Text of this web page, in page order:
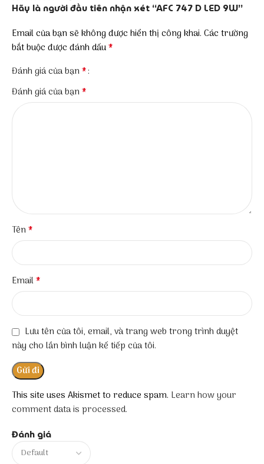
Đánh giá
Hãy là người đầu tiên nhận xét “AFC 747 D LED 9W”
Email của bạn sẽ không được hiển thị công khai. Các trường
bắt buộc được đánh dấu*
Đánh giá của bạn*
Đánh giá của bạn*
Tên*
Email*
Lưu tên của tôi, email, và trang web trong trình duyệt
này cho lần bình luận kế tiếp của tôi.
This site uses Akismet to reduce spam. Learn how your
comment data is processed.